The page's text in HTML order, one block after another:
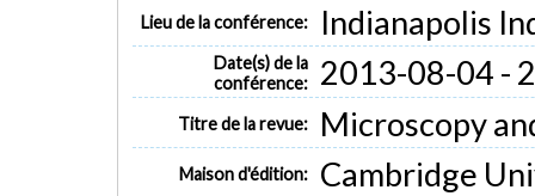
Lieu de la conférence: Indianapolis
Date(s) de la
conférence:
2013-08-04 -
Titre de la revue: Microscopy
Maison d'édition: Cambridge